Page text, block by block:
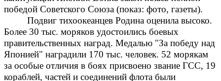
победой Советского Союза (показ: фото, газеты).
Подвиг тихоокеанцев Родина оценила высоко.
Более 30 тыс. моряков удостоились боевых
правительственных наград. Медалью "За победу над
Японией" наградили 170 тыс. человек. 52 морякам
за особые отличия в боях присвоено звание ГСС, 19
кораблей, частей и соединений флота были